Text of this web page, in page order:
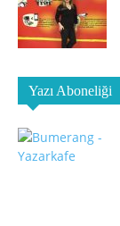
Yazı Aboneliği